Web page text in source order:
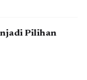
Pilihan